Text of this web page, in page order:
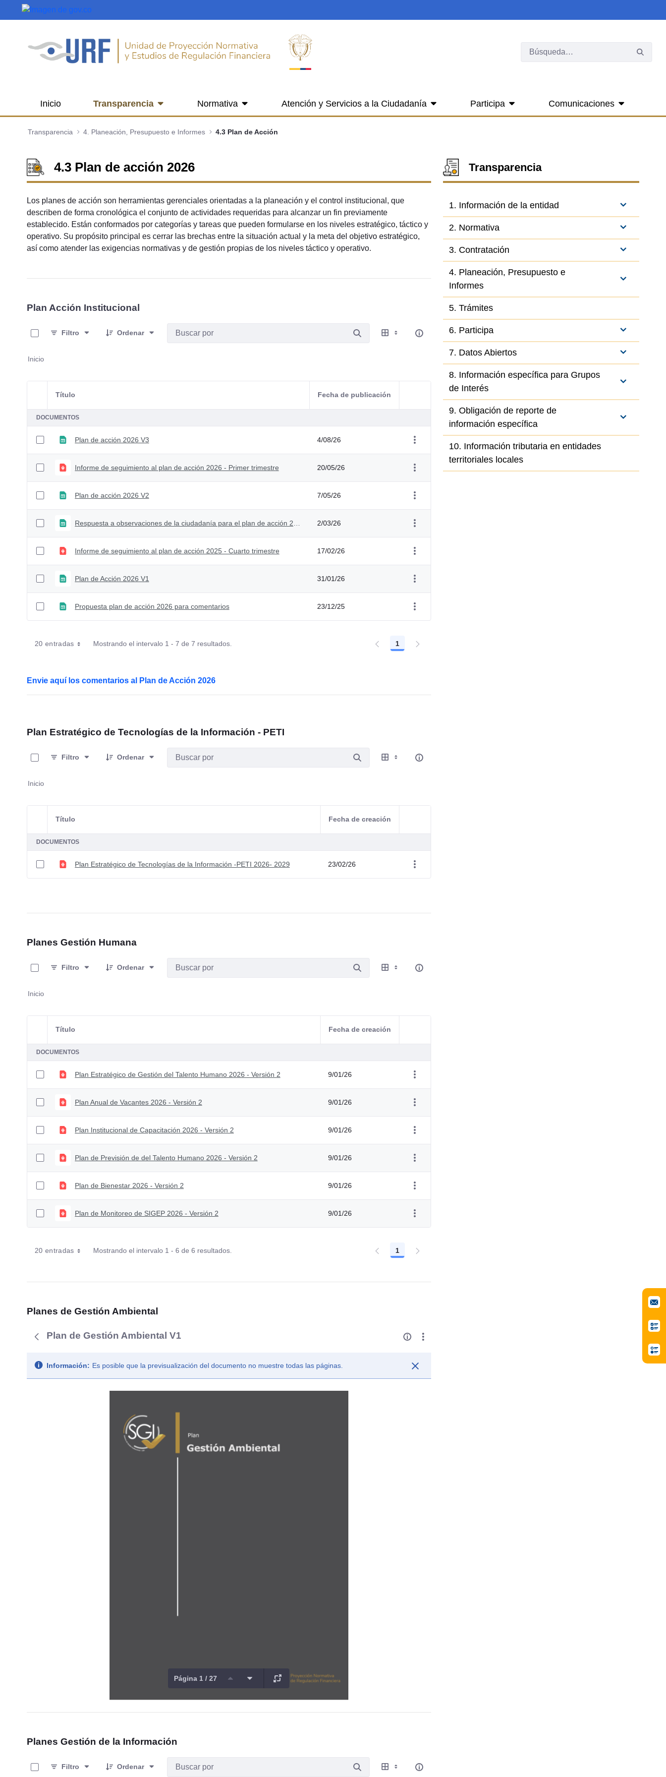
Saltar al contenido principal
Inicio Transparencia Normativa Atención y Servicios a la Ciudadanía Participa Comunicaciones
Transparencia 4. Planeación, Presupuesto e Informes 4.3 Plan de Acción
4.3 Plan de acción 2026
Los planes de acción son herramientas gerenciales orientadas a la planeación y el control institucional, que
describen de forma cronológica el conjunto de actividades requeridas para alcanzar un fin previamente
establecido. Están conformados por categorías y tareas que pueden formularse en los niveles estratégico, táctico y
operativo. Su propósito principal es cerrar las brechas entre la situación actual y la meta del objetivo estratégico,
así como atender las exigencias normativas y de gestión propias de los niveles táctico y operativo.
Plan Acción Institucional
Filtro
Ordenar
Inicio
Selección del elemento
Título Fecha de publicación
Acciones del elemento
DOCUMENTOS
Plan de acción 2026 V3 4/08/26
Informe de seguimiento al plan de acción 2026 - Primer trimestre 20/05/26
Plan de acción 2026 V2 7/05/26
2/03/26
Informe de seguimiento al plan de acción 2025 - Cuarto trimestre 17/02/26
Plan de Acción 2026 V1 31/01/26
Propuesta plan de acción 2026 para comentarios 23/12/25
20 entradas Mostrando el intervalo 1 - 7 de 7 resultados. Página
1
Envie aquí los comentarios al Plan de Acción 2026
Plan Estratégico de Tecnologías de la Información - PETI
Filtro
Ordenar
Inicio
Selección del elemento
Título Fecha de creación
DOCUMENTOS
Plan Estratégico de Tecnologías de la Información -PETI 2026- 2029 23/02/26
Planes Gestión Humana
Filtro
Ordenar
Inicio
Selección del elemento
Título Fecha de creación
DOCUMENTOS
Plan Estratégico de Gestión del Talento Humano 2026 - Versión 2 9/01/26
Plan Anual de Vacantes 2026 - Versión 2 9/01/26
Plan Institucional de Capacitación 2026 - Versión 2 9/01/26
Plan de Previsión de del Talento Humano 2026 - Versión 2 9/01/26
Plan de Bienestar 2026 - Versión 2 9/01/26
Plan de Monitoreo de SIGEP 2026 - Versión 2 9/01/26
20 entradas Mostrando el intervalo 1 - 6 de 6 resultados. Página
1
Planes de Gestión Ambiental
Plan de Gestión Ambiental V1
Información: Es posible que la previsualización del documento no muestre todas las páginas.
Página 1 / 27
Planes Gestión de la Información
Filtro
Ordenar
Transparencia
1. Información de la entidad
2. Normativa
3. Contratación
4. Planeación, Presupuesto e
Informes
5. Trámites
6. Participa
7. Datos Abiertos
8. Información específica para Grupos
de Interés
9. Obligación de reporte de
información específica
10. Información tributaria en entidades
territoriales locales